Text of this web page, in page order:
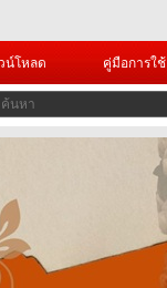
น์โหลด คู่มือการใช้